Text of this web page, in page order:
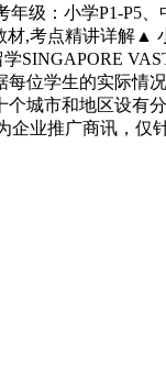
：小学P1-P5、
,考点精讲详解▲
SINGAPORE
位学生的实际情
城市和地区设有
企业推广商讯，仅